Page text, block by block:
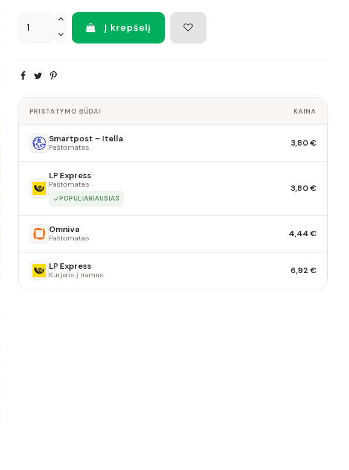
Į krepšelį
PRISTATYMO BŪDAI KAINA
Smartpost – Itella
Paštomatas 3,80 €
LP Express
Paštomatas
POPULIARIAUSIAS
3,80 €
Omniva
Paštomatas 4,44 €
LP Express
Kurjeris į namus 6,92 €